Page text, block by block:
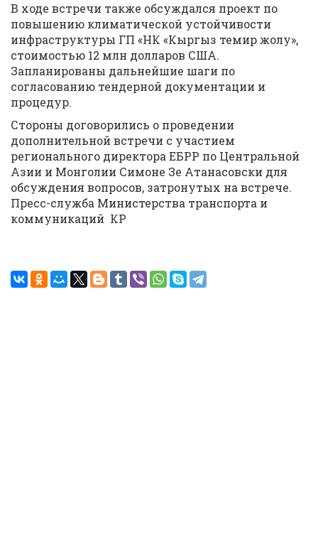
В ходе встречи также обсуждался проект по
повышению климатической устойчивости
инфраструктуры ГП «НК «Кыргыз темир жолу»,
стоимостью 12 млн долларов США.
Запланированы дальнейшие шаги по
согласованию тендерной документации и
процедур.
Стороны договорились о проведении
дополнительной встречи с участием
регионального директора ЕБРР по Центральной
Азии и Монголии Симоне Зе Атанасовски для
обсуждения вопросов, затронутых на встрече.
Пресс-служба Министерства транспорта и
коммуникаций КР